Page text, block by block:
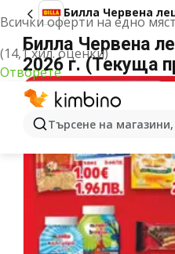
Всички оферти на едно
(14,1 хил. оценки)
Отворете
Търсене на
Билла Червена
Билла Червена
2026 г. (Текуща